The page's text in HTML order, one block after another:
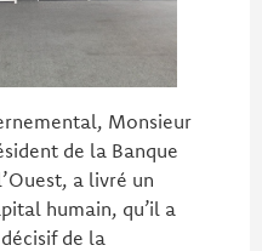
Monsieur
de la Banque
a livré un
humain, qu’il a
de la